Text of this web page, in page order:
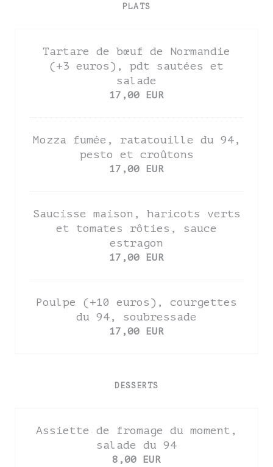
PLATS
Tartare de bœuf de Normandie
(+3 euros), pdt sautées et
salade
17,00 EUR
Mozza fumée, ratatouille du 94,
pesto et croûtons
17,00 EUR
Saucisse maison, haricots verts
et tomates rôties, sauce
estragon
17,00 EUR
Poulpe (+10 euros), courgettes
du 94, soubressade
17,00 EUR
DESSERTS
Assiette de fromage du moment,
salade du 94
8,00 EUR